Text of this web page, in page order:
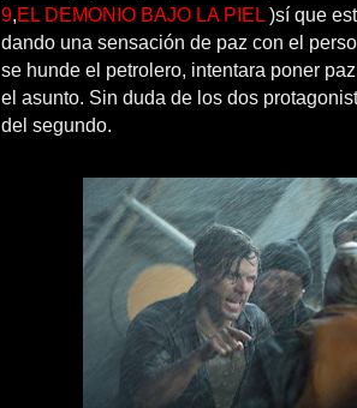
9,EL DEMONIO BAJO LA PIEL )sí que
dando una sensación de paz con el
se hunde el petrolero, intentara poner
el asunto. Sin duda de los dos
del segundo.